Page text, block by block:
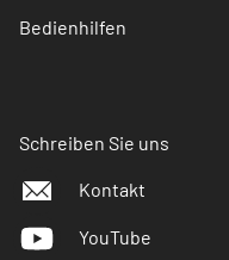
Bedienhilfen
Schreiben Sie uns
Kontakt
YouTube